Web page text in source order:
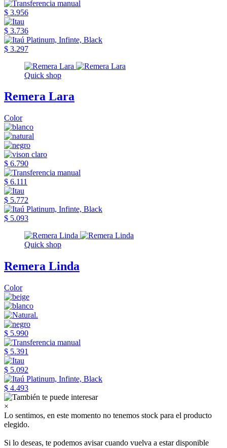
$ 3.956
$ 3.736
$ 3.297
Quick shop
Remera Lara
Color
$ 6.790
$ 6.111
$ 5.772
$ 5.093
Quick shop
Remera Linda
Color
$ 5.990
$ 5.391
$ 5.092
$ 4.493
×
Lo sentimos, en este momento no tenemos stock para el producto
elegido.
Si lo deseas, te podemos avisar cuando vuelva a estar disponible